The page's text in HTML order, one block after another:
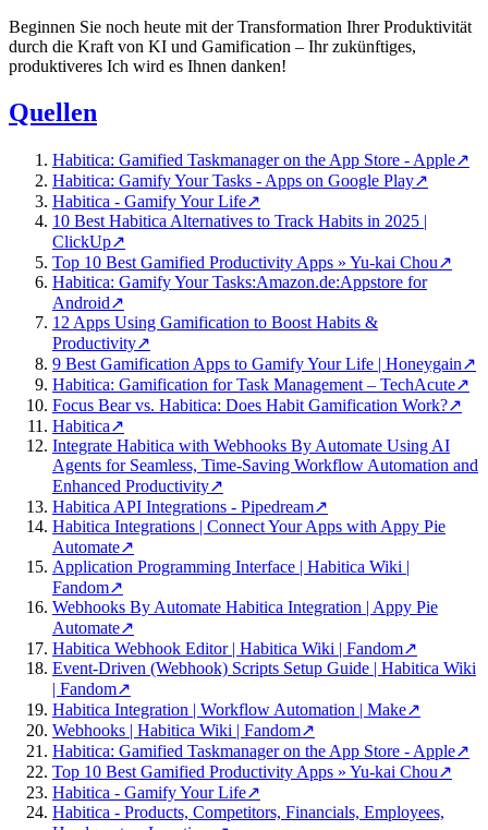
Beginnen Sie noch heute mit der Transformation Ihrer Produktivität
durch die Kraft von KI und Gamification – Ihr zukünftiges,
produktiveres Ich wird es Ihnen danken!
Quellen
Habitica: Gamified Taskmanager on the App Store - Apple↗
Habitica: Gamify Your Tasks - Apps on Google Play↗
Habitica - Gamify Your Life↗
10 Best Habitica Alternatives to Track Habits in 2025 |
ClickUp↗
Top 10 Best Gamified Productivity Apps » Yu-kai Chou↗
Habitica: Gamify Your Tasks:Amazon.de:Appstore for
Android↗
12 Apps Using Gamification to Boost Habits &
Productivity↗
9 Best Gamification Apps to Gamify Your Life | Honeygain↗
Habitica: Gamification for Task Management – TechAcute↗
Focus Bear vs. Habitica: Does Habit Gamification Work?↗
Habitica↗
Integrate Habitica with Webhooks By Automate Using AI
Agents for Seamless, Time-Saving Workflow Automation and
Enhanced Productivity↗
Habitica API Integrations - Pipedream↗
Habitica Integrations | Connect Your Apps with Appy Pie
Automate↗
Application Programming Interface | Habitica Wiki |
Fandom↗
Webhooks By Automate Habitica Integration | Appy Pie
Automate↗
Habitica Webhook Editor | Habitica Wiki | Fandom↗
Event-Driven (Webhook) Scripts Setup Guide | Habitica Wiki
| Fandom↗
Habitica Integration | Workflow Automation | Make↗
Webhooks | Habitica Wiki | Fandom↗
Habitica: Gamified Taskmanager on the App Store - Apple↗
Top 10 Best Gamified Productivity Apps » Yu-kai Chou↗
Habitica - Gamify Your Life↗
Habitica - Products, Competitors, Financials, Employees,